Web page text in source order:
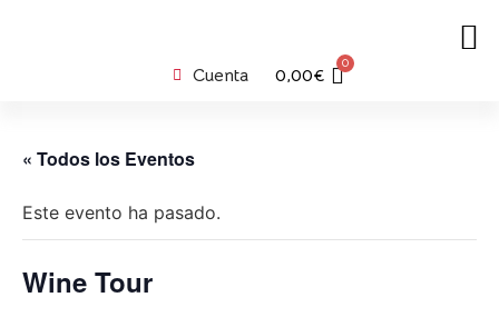
Cuenta 0,00€
0
« Todos los Eventos
Este evento ha pasado.
Wine Tour